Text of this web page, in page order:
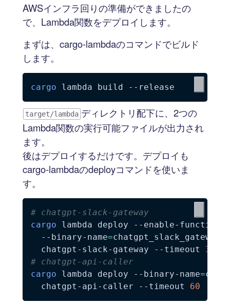
AWSインフラ回りの準備ができましたの
で、Lambda関数をデプロイします。
まずは、cargo-lambdaのコマンドでビルド
します。
cargo lambda build --release
target/lambda ディレクトリ配下に、2つの
Lambda関数の実行可能ファイルが出力され
ます。
後はデプロイするだけです。デプロイも
cargo-lambdaのdeployコマンドを使いま
す。
# chatgpt-slack-gateway
cargo lambda deploy --enable-
  --binary-name
=chatgpt_slack_gateway
  chatgpt-slack-gateway
--timeout
3
# chatgpt-api-caller
cargo lambda deploy --binary-name=
  chatgpt-api-caller
--timeout 60